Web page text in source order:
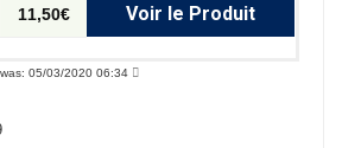
11,50€ Voir le Produit
05/03/2020 06:34